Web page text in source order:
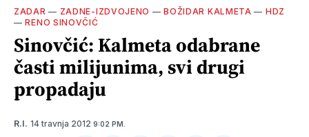
ZADAR — ZADNE-IZDVOJENO —BOŽIDAR KALMETA — HDZ
—RENO SINOVČIĆ
Sinovčić: Kalmeta odabrane
časti milijunima, svi drugi
propadaju
R.I. 14 travnja 2012 9:02 PM.